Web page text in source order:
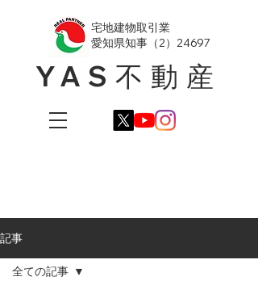
YAS不動産
​宅地建物取引業
愛知県知事（2）24697
記事
全ての記事